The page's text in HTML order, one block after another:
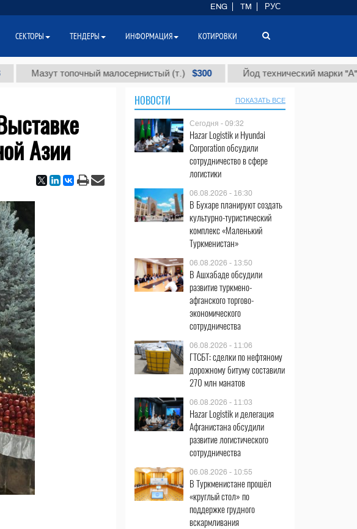
топочный малосернистый (т.) $300 Йод технический марки "А" (т.)
Азии
НОВОСТИ ПОКАЗАТЬ ВСЕ
Сегодня - 09:32
Hazar Logistik и Hyundai
Corporation обсудили
сотрудничество в сфере
логистики
06.08.2026 - 16:30
В Бухаре планируют создать
культурно-туристический
комплекс «Маленький
Туркменистан»
06.08.2026 - 13:50
В Ашхабаде обсудили
развитие туркмено-
афганского торгово-
экономического
сотрудничества
06.08.2026 - 11:06
ГТСБТ: сделки по нефтяному
дорожному битуму составили
270 млн манатов
06.08.2026 - 11:03
Hazar Logistik и делегация
Афганистана обсудили
развитие логистического
сотрудничества
06.08.2026 - 10:55
В Туркменистане прошёл
«круглый стол» по
поддержке грудного
вскармливания
ENG TM РУС
СЕКТОРЫ ТЕНДЕРЫ ИНФОРМАЦИЯ КОТИРОВКИ